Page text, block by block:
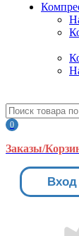
0
Заказы/
Вход